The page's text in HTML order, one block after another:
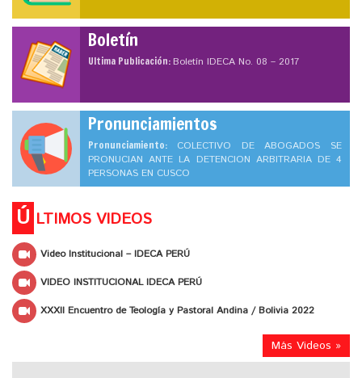
Boletín
Ultima Publicación:Boletín IDECA No. 08 – 2017
Pronunciamientos
Pronunciamiento: COLECTIVO DE ABOGADOS SE
PRONUCIAN ANTE LA DETENCION ARBITRARIA DE 4
PERSONAS EN CUSCO
Ú LTIMOS VIDEOS
Video Institucional – IDECA PERÚ
VIDEO INSTITUCIONAL IDECA PERÚ
XXXII Encuentro de Teología y Pastoral Andina / Bolivia 2022
Más Videos »